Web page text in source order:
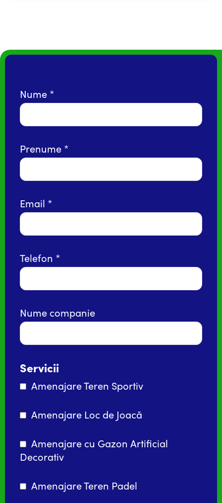
Nume
Prenume
Email
Telefon
Nume companie
Servicii
Amenajare Teren Sportiv
Amenajare Loc de Joacă
Amenajare cu Gazon Artificial
Decorativ
Amenajare Teren Padel